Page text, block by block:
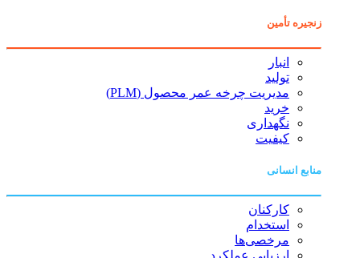
زنجیره تأمین
انبار
تولید
مدیریت چرخه عمر محصول (PLM)
خرید
نگهداری
کیفیت
منابع انسانی
کارکنان
استخدام
مرخصی‌ها
ارزیابی عملکرد